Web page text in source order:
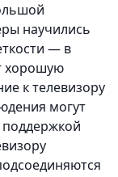
научились
— в
хорошую
к телевизору
могут
поддержкой